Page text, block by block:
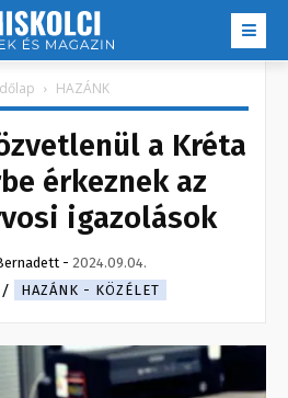
HAZÁNK
a Kréta
érkeznek az
igazolások
- 2024.09.04.
HAZÁNK - KÖZÉLET